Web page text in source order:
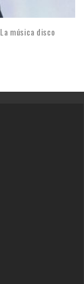
música disco